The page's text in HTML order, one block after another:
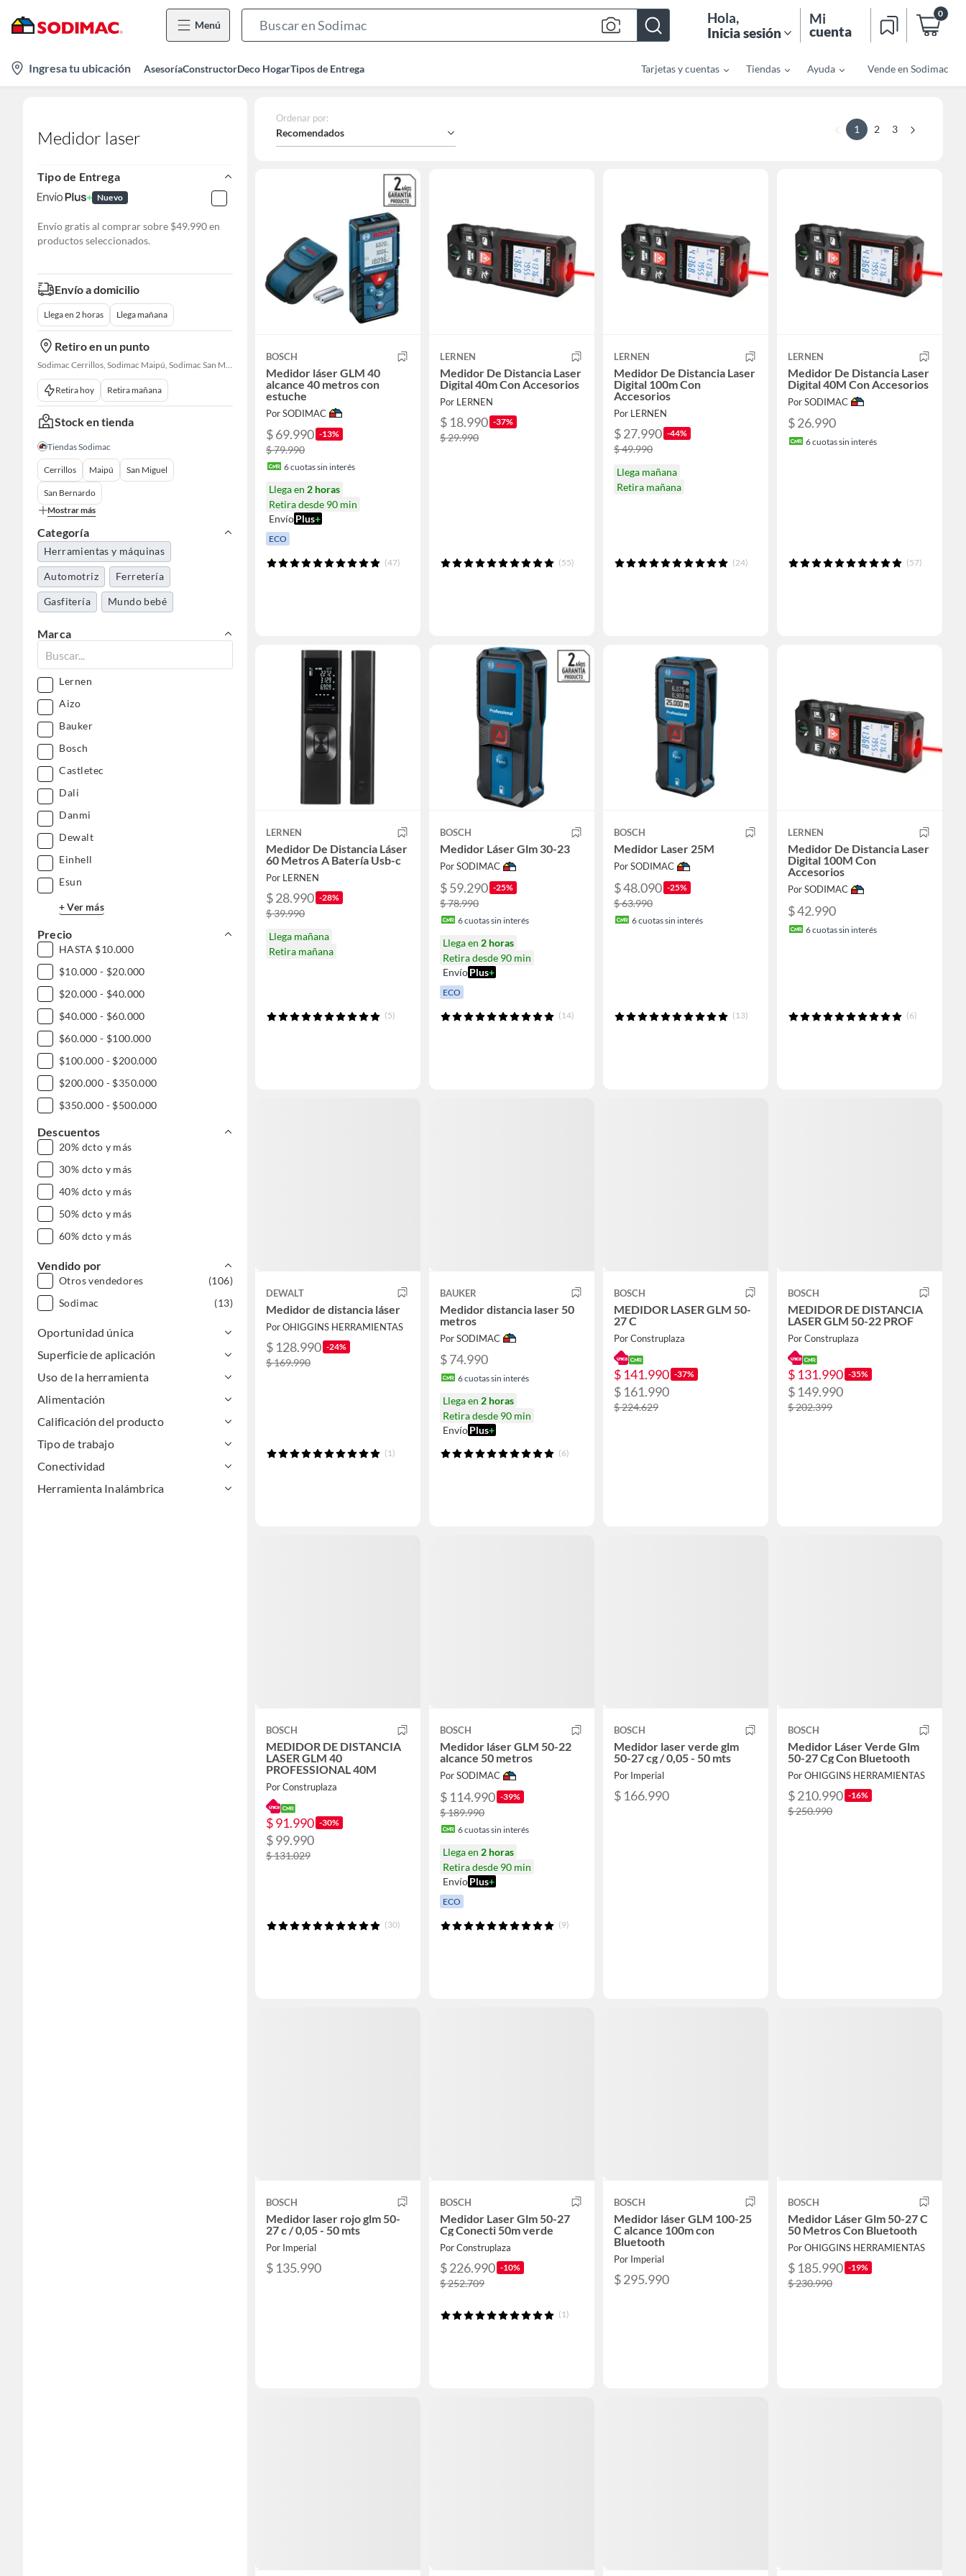
Menú
Bar
Hola,
Inicia sesión
Mi
cuenta
0
location-
icon
Ingresa tu ubicación AsesoríaConstructorDeco HogarTipos de Entrega Tarjetas y cuentas Tiendas Ayuda Vende en Sodimac
Medidor laser
Tipo de Entrega
Nuevo
Envío gratis al comprar sobre $49.990 en
productos seleccionados.
Envío a domicilio
Llega en 2 horas Llega mañana
Retiro en un punto
Sodimac Cerrillos, Sodimac Maipú, Sodimac San Miguel, Sodimac San Bernardo, Constructor Cantagallo
Retira hoy Retira mañana
Stock en tienda
Tiendas Sodimac
Cerrillos Maipú San Miguel
San Bernardo
Mostrar más
Categoría
Herramientas y máquinas
Automotriz Ferretería
Gasfitería Mundo bebé
Marca
Lernen
Aizo
Bauker
Bosch
Castletec
Dali
Danmi
Dewalt
Einhell
Esun
+ Ver más
Precio
HASTA $10.000
$10.000 - $20.000
$20.000 - $40.000
$40.000 - $60.000
$60.000 - $100.000
$100.000 - $200.000
$200.000 - $350.000
$350.000 - $500.000
$500.000 - $1.000.000
Descuentos
20% dcto y más
30% dcto y más
40% dcto y más
50% dcto y más
60% dcto y más
Vendido por
Otros vendedores
(106)
Sodimac
(13)
Oportunidad única
Superficie de aplicación
Uso de la herramienta
Alimentación
Calificación del producto
Tipo de trabajo
Conectividad
Herramienta Inalámbrica
Ordenar por:
Recomendados 1 2 3
BOSCH
Medidor láser GLM 40
alcance 40 metros con
estuche
Por SODIMAC
$ 69.990 -13%
$ 79.990
6cuotas sin interés
Llega en 2 horas
Retira desde 90 min
EnvíoPlus+
ECO
(47)
LERNEN
Medidor De Distancia Laser
Digital 40m Con Accesorios
Por LERNEN
$ 18.990 -37%
$ 29.990
(55)
LERNEN
Medidor De Distancia Laser
Digital 100m Con
Accesorios
Por LERNEN
$ 27.990 -44%
$ 49.990
Llega mañana
Retira mañana
(24)
LERNEN
Medidor De Distancia Laser
Digital 40M Con Accesorios
Por SODIMAC
$ 26.990
6cuotas sin interés
(57)
LERNEN
Medidor De Distancia Láser
60 Metros A Batería Usb-c
Por LERNEN
$ 28.990 -28%
$ 39.990
Llega mañana
Retira mañana
(5)
BOSCH
Medidor Láser Glm 30-23
Por SODIMAC
$ 59.290 -25%
$ 78.990
6cuotas sin interés
Llega en 2 horas
Retira desde 90 min
EnvíoPlus+
ECO
(14)
BOSCH
Medidor Laser 25M
Por SODIMAC
$ 48.090 -25%
$ 63.990
6cuotas sin interés
(13)
LERNEN
Medidor De Distancia Laser
Digital 100M Con
Accesorios
Por SODIMAC
$ 42.990
6cuotas sin interés
(6)
DEWALT
Medidor de distancia láser
Por OHIGGINS HERRAMIENTAS
$ 128.990 -24%
$ 169.990
(1)
BAUKER
Medidor distancia laser 50
metros
Por SODIMAC
$ 74.990
6cuotas sin interés
Llega en 2 horas
Retira desde 90 min
EnvíoPlus+
(6)
BOSCH
MEDIDOR LASER GLM 50-
27 C
Por Construplaza
$ 141.990 -37%
$ 161.990
$ 224.629
BOSCH
MEDIDOR DE DISTANCIA
LASER GLM 50-22 PROF
Por Construplaza
$ 131.990 -35%
$ 149.990
$ 202.399
BOSCH
MEDIDOR DE DISTANCIA
LASER GLM 40
PROFESSIONAL 40M
Por Construplaza
$ 91.990 -30%
$ 99.990
$ 131.029
(30)
BOSCH
Medidor láser GLM 50-22
alcance 50 metros
Por SODIMAC
$ 114.990 -39%
$ 189.990
6cuotas sin interés
Llega en 2 horas
Retira desde 90 min
EnvíoPlus+
ECO
(9)
BOSCH
Medidor laser verde glm
50-27 cg / 0,05 - 50 mts
Por Imperial
$ 166.990
BOSCH
Medidor Láser Verde Glm
50-27 Cg Con Bluetooth
Por OHIGGINS HERRAMIENTAS
$ 210.990 -16%
$ 250.990
BOSCH
Medidor laser rojo glm 50-
27 c / 0,05 - 50 mts
Por Imperial
$ 135.990
BOSCH
Medidor Laser Glm 50-27
Cg Conecti 50m verde
Por Construplaza
$ 226.990 -10%
$ 252.709
(1)
BOSCH
Medidor láser GLM 100-25
C alcance 100m con
Bluetooth
Por Imperial
$ 295.990
BOSCH
Medidor Láser Glm 50-27 C
50 Metros Con Bluetooth
Por OHIGGINS HERRAMIENTAS
$ 185.990 -19%
$ 230.990